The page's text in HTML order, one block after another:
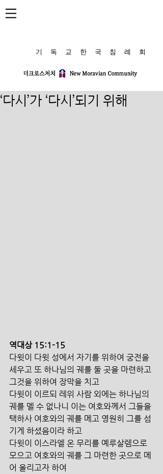
​기 독 교 한 국 침 례 회
‘다시’가 ‘다시’되기 위해
역대상 15:1-15
다윗이 다윗 성에서 자기를 위하여 궁전을
세우고 또 하나님의 궤를 둘 곳을 마련하고
그것을 위하여 장막을 치고
다윗이 이르되 레위 사람 외에는 하나님의
궤를 멜 수 없나니 이는 여호와께서 그들을
택하사 여호와의 궤를 메고 영원히 그를 섬
기게 하셨음이라 하고
다윗이 이스라엘 온 무리를 예루살렘으로
모으고 여호와의 궤를 그 마련한 곳으로 메
어 올리고자 하여